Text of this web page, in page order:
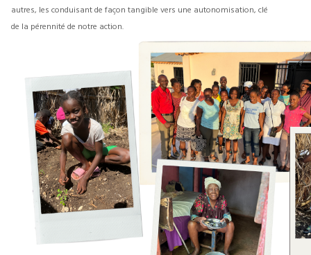
autres, les conduisant de façon tangible vers une autonomisation, clé
de la pérennité de notre action.